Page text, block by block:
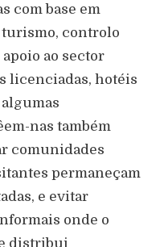
com base em
turismo, controlo
ao sector
licenciadas, hotéis
nas também
comunidades
permaneçam
e evitar
onde o
distribui